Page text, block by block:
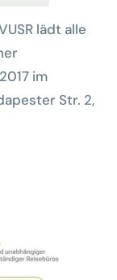
lädt alle
im
Str. 2,